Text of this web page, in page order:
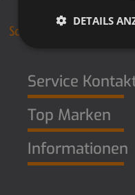
Service
Top Marken
Informationen
DETAILS